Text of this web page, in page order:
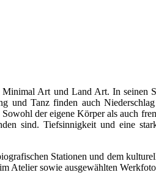
Art und Land Art. In seinen
und Tanz finden auch
der eigene Körper als auch
sind. Tiefsinnigkeit und eine
Stationen und dem
Atelier sowie ausgewählten